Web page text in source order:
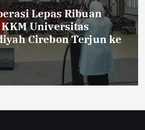
RI ke-81,Warga Dusun
Pasang Bendera
Sepanjang 600 Meter